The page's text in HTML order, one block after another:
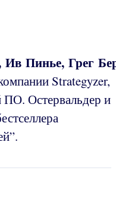
Ив Пинье, Грег
Strategyzer,
ПО. Остервальдер и